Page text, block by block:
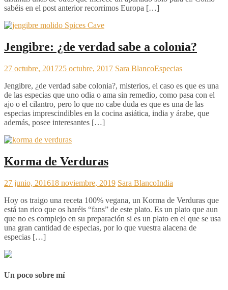
sabéis en el post anterior recorrimos Europa […]
Jengibre: ¿de verdad sabe a colonia?
27 octubre, 201725 octubre, 2017 Sara BlancoEspecias
Jengibre, ¿de verdad sabe colonia?, misterios, el caso es que es una
de las especias que uno odia o ama sin remedio, como pasa con el
ajo o el cilantro, pero lo que no cabe duda es que es una de las
especias imprescindibles en la cocina asiática, india y árabe, que
además, posee interesantes […]
Korma de Verduras
27 junio, 201618 noviembre, 2019 Sara BlancoIndia
Hoy os traigo una receta 100% vegana, un Korma de Verduras que
está tan rico que os haréis “fans” de este plato. Es un plato que aun
que no es complejo en su preparación si es un plato en el que se usa
una gran cantidad de especias, por lo que vuestra alacena de
especias […]
Un poco sobre mí